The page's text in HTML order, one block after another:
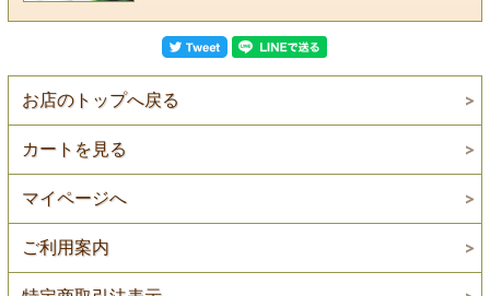
お店のトップへ戻る
カートを見る
マイページへ
ご利用案内